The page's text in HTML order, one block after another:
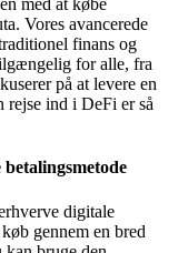
med at købe
Vores avancerede
finans og
for alle, fra
på at levere en
rejse ind i DeFi er så
digitale
gennem en bred